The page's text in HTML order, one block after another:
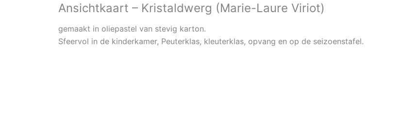
Ansichtkaart – Kristaldwerg (Marie-Laure Viriot)
gemaakt in oliepastel van stevig karton.
Sfeervol in de kinderkamer, Peuterklas, kleuterklas, opvang en op de seizoenstafel.